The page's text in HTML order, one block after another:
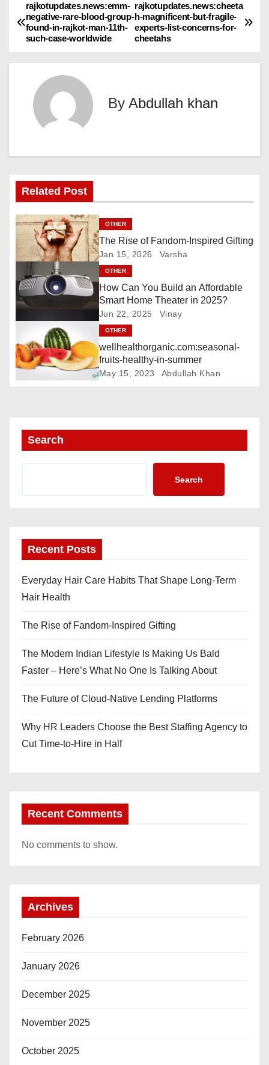
P
o
s
g
a
t
i
o
n
rajkotupdates.news:cheeta
h-magnificent-but-fragile-
experts-list-concerns-for-
cheetahs
rajkotupdates.news:emm-
negative-rare-blood-group-
found-in-rajkot-man-11th-
such-case-worldwide
By Abdullah khan
Related Post
OTHER
The Rise of Fandom-Inspired Gifting
Jan 15, 2026 Varsha
OTHER
How Can You Build an Affordable
Smart Home Theater in 2025?
Jun 22, 2025 Vinay
OTHER
wellhealthorganic.com:seasonal-
fruits-healthy-in-summer
May 15, 2023 Abdullah Khan
Search
Search
Recent Posts
Everyday Hair Care Habits That Shape Long-Term
Hair Health
The Rise of Fandom-Inspired Gifting
The Modern Indian Lifestyle Is Making Us Bald
Faster – Here’s What No One Is Talking About
The Future of Cloud-Native Lending Platforms
Why HR Leaders Choose the Best Staffing Agency to
Cut Time-to-Hire in Half
Recent Comments
No comments to show.
Archives
February 2026
January 2026
December 2025
November 2025
October 2025